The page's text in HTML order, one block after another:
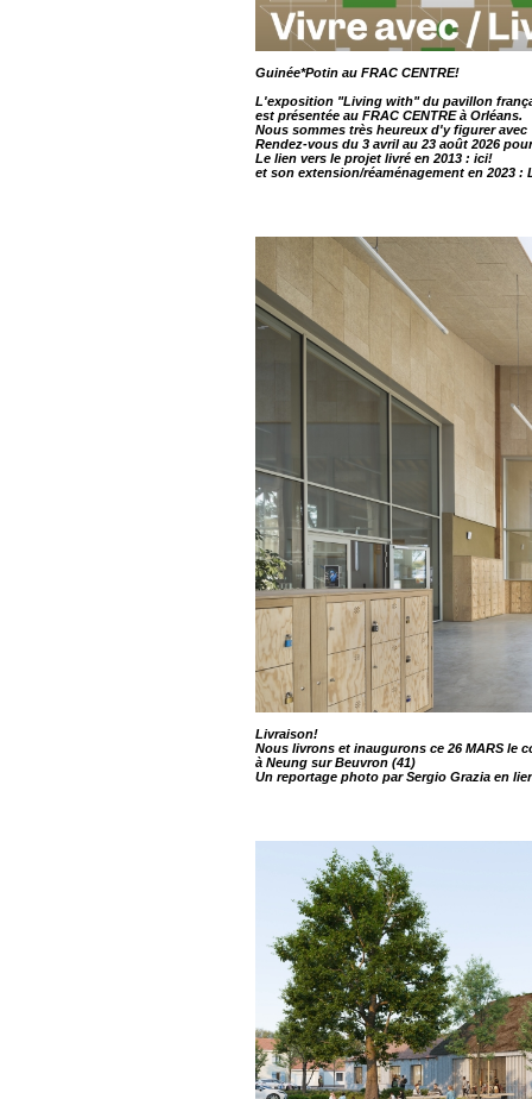
Guinée*Potin au FRAC CENTRE!
L'exposition "Living with" du pavillon
est présentée au FRAC CENTRE à Orléans.
Nous sommes très heureux d'y figurer avec
Rendez-vous du 3 avril au 23 août 2026
Le lien vers le projet livré en 2013 : ici!
et son extension/réaménagement en 2023 :
Livraison!
Nous livrons et inaugurons ce 26 MARS le
à Neung sur Beuvron (41)
Un reportage photo par Sergio Grazia en